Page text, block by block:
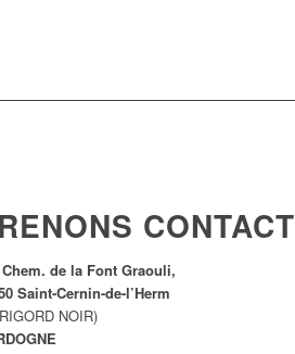
CONTACT
Chem. de la Font Graouli,
Saint-Cernin-de-l’Herm
NOIR)